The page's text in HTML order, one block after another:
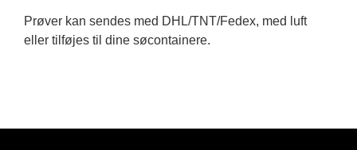
Prøver kan sendes med DHL/TNT/Fedex, med luft
eller tilføjes til dine søcontainere.